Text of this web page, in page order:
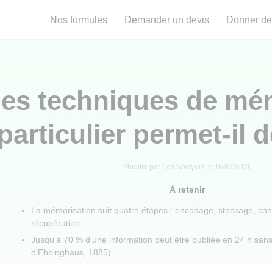
Nos formules Demander un devis Donner
techniques de
permet-il
Modifié par Les Sherpas le 16/07/2026
À retenir
La mémorisation suit quatre étapes : encodage, stockage,
récupération.
Jusqu'à 70 % d'une information peut être oubliée en 24 h
d'Ebbinghaus, 1885).